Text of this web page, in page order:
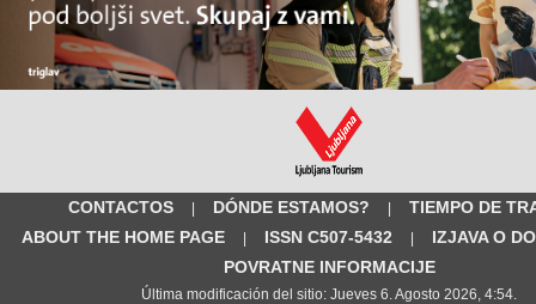
CONTACTOS | DÓNDE ESTAMOS? |
TIEMPO DE
ABOUT THE HOME PAGE
| ISSN C507-5432 |
IZJAVA O
POVRATNE INFORMACIJE
Última modificación del sitio: Jueves 6. Agosto 2026, 4:54.